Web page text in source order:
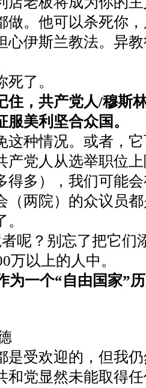
做。他可以杀死你
心伊斯兰教法。异
了。
住，共产党人/穆斯
服美利坚合众国。
这种情况。或者，
产党人从选举职位
得多），我们可能
（两院）的众议员
呢？别忘了把它们
万以上的人中。
为一个“自由国家”
是受欢迎的，但我
和党显然未能取得